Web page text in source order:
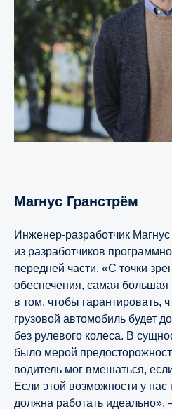
Магнус Гранстрём
Инженер-разработчик
из разработчиков
передней части. «С точки
обеспечения, самая большая
в том, чтобы гарантировать,
грузовой автомобиль будет
без рулевого колеса. В
было мерой
водитель мог вмешаться,
Если этой возможности у нас
должна работать идеально»,